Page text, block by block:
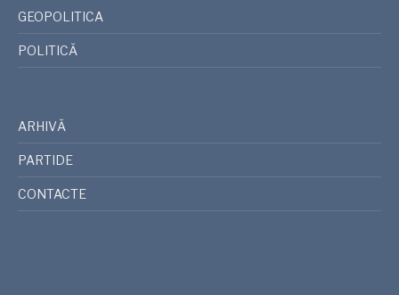
GEOPOLITICA
POLITICĂ
ARHIVĂ
PARTIDE
CONTACTE